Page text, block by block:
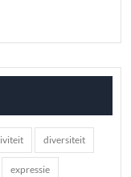
diversiteit
expressie